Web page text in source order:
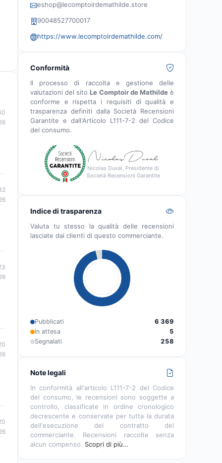
eshop@lecomptoirdemathilde.store
90048527700017
https://www.lecomptoirdemathilde.com/
Conformità
Il processo di raccolta e gestione delle
valutazioni del sitoLe Comptoir de Mathildeè
conforme e rispetta i requisiti di qualità e
trasparenza definiti dalla Società Recensioni
Garantite e dall'Articolo L111-7-2 del Codice
del consumo.
Nicolas Duval, Presidente di
Società Recensioni Garantite
Indice di trasparenza
Valuta tu stesso la qualità delle recensioni
lasciate dai clienti di questo commerciante.
Pubblicati
6 369
In attesa
5
Segnalati
258
Note legali
In conformità all'articolo L111-7-2 del Codice
del consumo, le recensioni sono soggette a
controllo, classificate in ordine cronologico
decrescente e conservate per tutta la durata
dell'esecuzione del contratto del
commerciante. Recensioni raccolte senza
alcun compenso. Scopri di più…